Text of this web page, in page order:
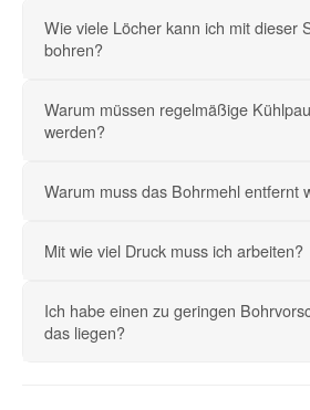
Wie viele Löcher kann ich mit dieser
bohren?
Warum müssen regelmäßige
werden?
Warum muss das Bohrmehl entfernt
Mit wie viel Druck muss ich arbeiten?
Ich habe einen zu geringen
das liegen?